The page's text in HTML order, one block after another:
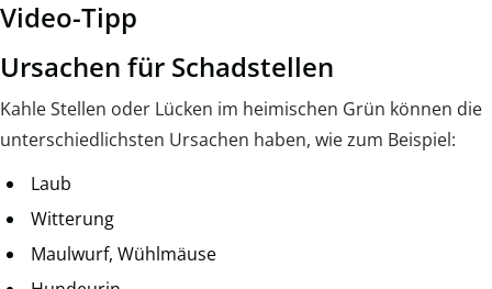
Video-Tipp
Ursachen für Schadstellen
Kahle Stellen oder Lücken im heimischen Grün können die
unterschiedlichsten Ursachen haben, wie zum Beispiel:
Laub
Witterung
Maulwurf, Wühlmäuse